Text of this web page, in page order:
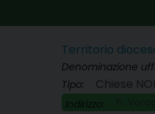
Territorio
Denominazione
Tipo: Chiese
Indirizzo: